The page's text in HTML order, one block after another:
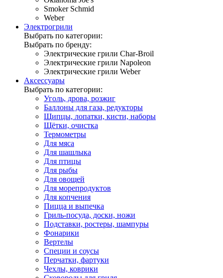
Smoker Schmid
Weber
Электрогрили
Выбрать по категории:
Выбрать по бренду:
Электрические грили Char-Broil
Электрические грили Napoleon
Электрические грили Weber
Аксессуары
Выбрать по категории:
Уголь, дрова, розжиг
Баллоны для газа, редукторы
Щипцы, лопатки, кисти, наборы
Щётки, очистка
Термометры
Для мяса
Для шашлыка
Для птицы
Для рыбы
Для овощей
Для морепродуктов
Для копчения
Пицца и выпечка
Гриль-посуда, доски, ножи
Подставки, ростеры, шампуры
Фонарики
Вертелы
Специи и соусы
Перчатки, фартуки
Чехлы, коврики